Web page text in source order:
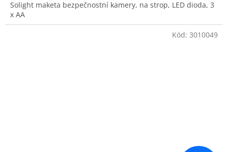
Solight maketa bezpečnostní kamery, na strop, LED dioda, 3
x AA
Kód: 3010049